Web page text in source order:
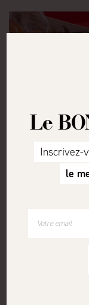
Berman, Mulot et Petitjean,
(photo non contractuelle)
Le
Inscrivez-
le